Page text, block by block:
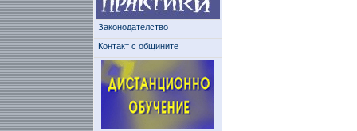
Законодателство
Контакт с общините